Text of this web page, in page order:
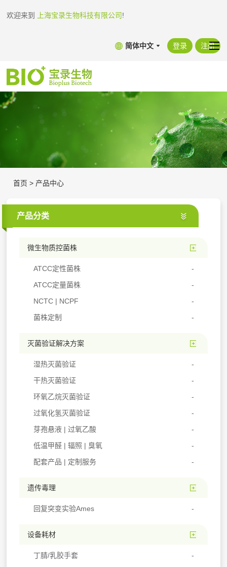
欢迎来到 上海宝录生物科技有限公司!
简体中文 登录 注册
首页 > 产品中心
产品分类
微生物质控菌株
ATCC定性菌株
ATCC定量菌株
NCTC | NCPF
菌株定制
灭菌验证解决方案
湿热灭菌验证
干热灭菌验证
环氧乙烷灭菌验证
过氧化氢灭菌验证
芽孢悬液 | 过氧乙酸
低温甲醛 | 辐照 | 臭氧
配套产品 | 定制服务
遗传毒理
回复突变实验Ames
设备耗材
丁腈/乳胶手套